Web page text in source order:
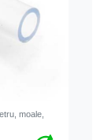
moale,